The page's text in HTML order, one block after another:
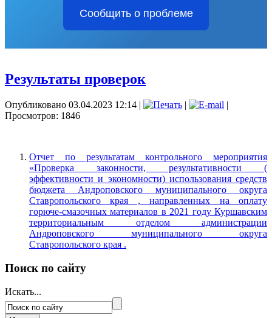
Сообщить о проблеме
Результаты проверок
Опубликовано 03.04.2023 12:14 | |
|
Просмотров: 1846
Отчет по результатам контрольного мероприятия
«Проверка законности, результативности (
эффективности и экономности) использования средств
бюджета Андроповского муниципального округа
Ставропольского края , направленных на оплату
горюче-смазочных материалов в 2021 году Куршавским
территориальным отделом администрации
Андроповского муниципального округа
Ставропольского края .
Поиск по сайту
Искать...